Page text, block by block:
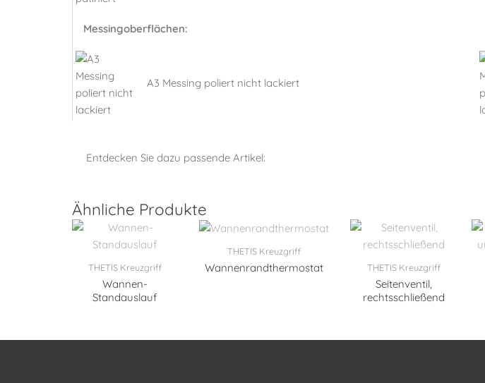
Messingoberflächen:
A3 Messing poliert nicht lackiert
Entdecken Sie dazu passende Artikel:
Ähnliche Produkte
THETIS Kreuzgriff
Wannen-
Standauslauf
THETIS Kreuzgriff
Wannenrandthermostat THETIS Kreuzgriff
Seitenventil,
rechtsschließend